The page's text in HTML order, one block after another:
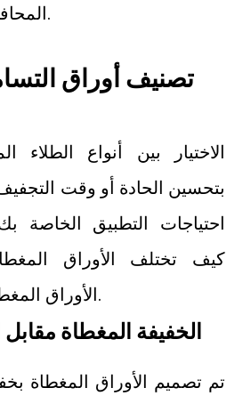
المحافظة أو تسبب عيوب.
تصنيف أوراق
الاختيار بين أنواع
بتحسين الحادة أو وقت
احتياجات التطبيق الخاصة
كيف تختلف الأوراق
الأوراق المغطاة الثقيلة في الأداء.
الخفيفة المغطاة
تم تصميم الأوراق المغطاة